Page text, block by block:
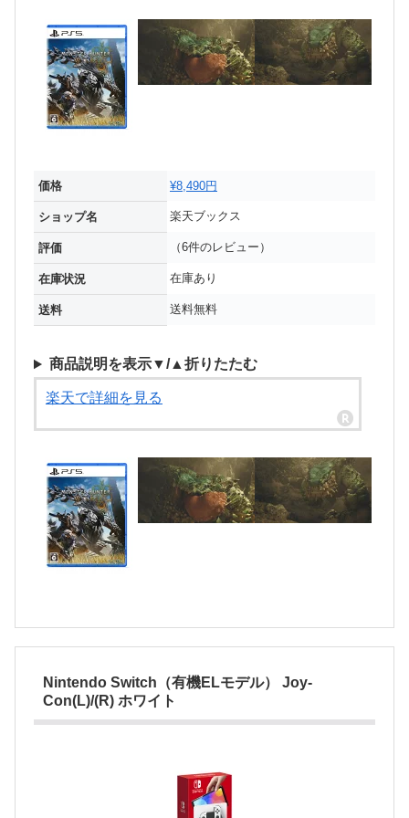
価格 ¥8,490円
ショップ名 楽天ブックス
評価 （6件のレビュー）
在庫状況 在庫あり
送料 送料無料
商品説明を表示▼/▲折りたたむ
楽天で詳細を見る
Nintendo Switch（有機ELモデル） Joy-
Con(L)/(R) ホワイト